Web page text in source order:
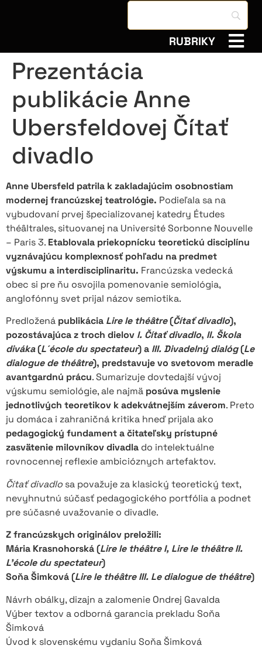
RUBRIKY
Prezentácia
publikácie Anne
Ubersfeldovej Čítať
divadlo
Anne Ubersfeld patrila k zakladajúcim osobnostiam
modernej francúzskej teatrológie. Podieľala sa na
vybudovaní prvej špecializovanej katedry Études
théâltrales, situovanej na Université Sorbonne Nouvelle
– Paris 3. Etablovala priekopnícku teoretickú disciplínu
vyznávajúcu komplexnosť pohľadu na predmet
výskumu a interdisciplinaritu. Francúzska vedecká
obec si pre ňu osvojila pomenovanie semiológia,
anglofónny svet prijal názov semiotika.
Predložená publikácia Lire le théâtre(Čítať divadlo),
pozostávajúca z troch dielov I. Čítať divadlo, II. Škola
diváka(L´école du spectateur) a III. Divadelný dialóg(Le
dialogue de théâtre), predstavuje vo svetovom meradle
avantgardnú prácu. Sumarizuje dovtedajší vývoj
výskumu semiológie, ale najmä posúva myslenie
jednotlivých teoretikov k adekvátnejším záverom. Preto
ju domáca i zahraničná kritika hneď prijala ako
pedagogický fundament a čitateľsky prístupné
zasvätenie milovníkov divadla do intelektuálne
rovnocennej reflexie ambicióznych artefaktov.
Čítať divadlo sa považuje za klasický teoretický text,
nevyhnutnú súčasť pedagogického portfólia a podnet
pre súčasné uvažovanie o divadle.
Z francúzskych originálov preložili:
Mária Krasnohorská (Lire le théâtre I, Lire le théâtre II.
L’école du spectateur)
Soňa Šimková (Lire le théâtre III. Le dialogue de théâtre)
Návrh obálky, dizajn a zalomenie Ondrej Gavalda
Výber textov a odborná garancia prekladu Soňa
Šimková
Úvod k slovenskému vydaniu Soňa Šimková